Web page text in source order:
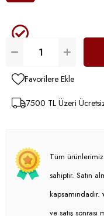
Favorilere Ekle
7500 TL Üzeri
Tüm
sahiptir. Satın
kapsamındadır.
ve satış sonrası